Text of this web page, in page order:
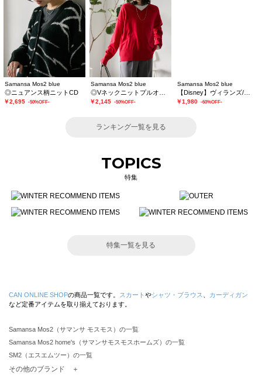
Samansa Mos2 blue
◎ニュアンス柄ニットCD
￥2,695 -50%OFF-
Samansa Mos2 blue
￥2,145 -50%OFF-
Samansa Mos2 blue
【Disney】ヴィランズ/トートバッグ
￥1,980 -60%OFF-
ランキング一覧を見る
TOPICS
特集
特集一覧を見る
CAN ONLINE SHOPの商品一覧です。 スカート やシャツ・ブラウス
カーディガン
など定番アイテムを取り揃えております。
Samansa Mos2（サマンサ モスモス）の一覧
Samansa Mos2 home's（サマンサモスモスホームズ）の一覧
SM2（エスエムツー）の一覧
TSUHARU by Samansa Mos2（ツハルバイサマンサモスモス）の一覧
その他のブランド ＋